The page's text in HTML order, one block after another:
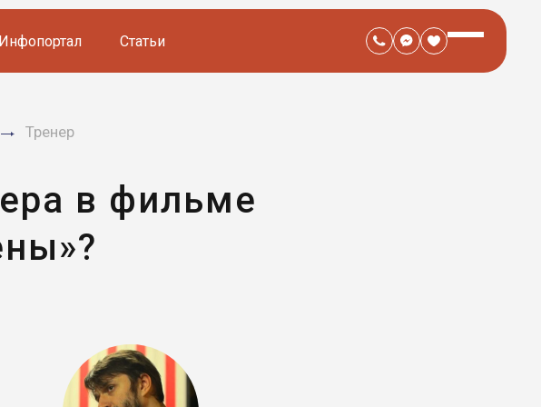
Инфопортал Статьи
Тренер
в фильме